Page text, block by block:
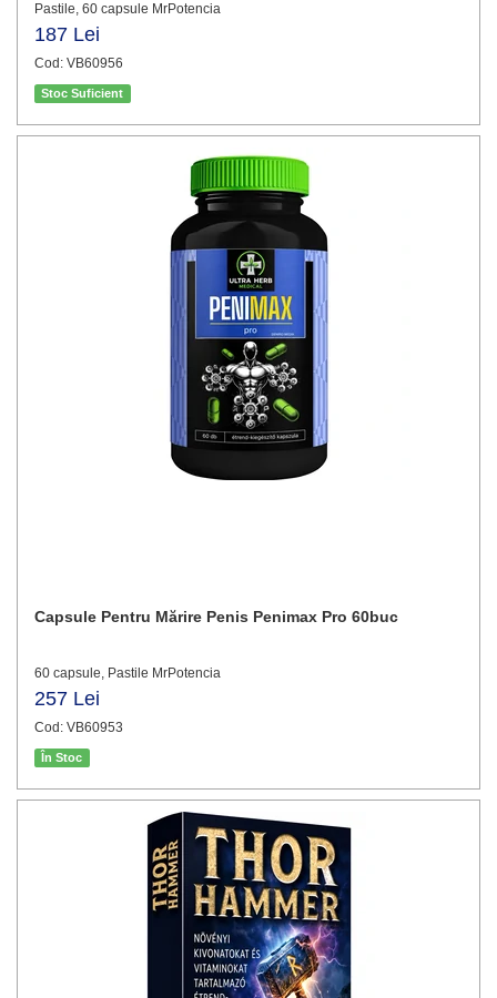
Pastile, 60 capsule MrPotencia
187 Lei
Cod: VB60956
Stoc Suficient
Capsule Pentru Mărire Penis Penimax Pro 60buc
60 capsule, Pastile MrPotencia
257 Lei
Cod: VB60953
În Stoc